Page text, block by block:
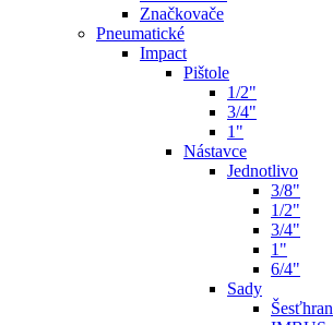
Značkovače
Pneumatické
Impact
Pištole
1/2"
3/4"
1"
Nástavce
Jednotlivo
3/8"
1/2"
3/4"
1"
6/4"
Sady
Šesťhran